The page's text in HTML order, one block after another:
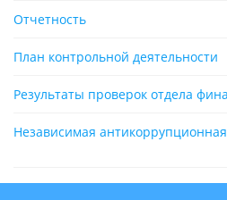
Отчетность
План контрольной деятельности
Результаты проверок отдела
Независимая